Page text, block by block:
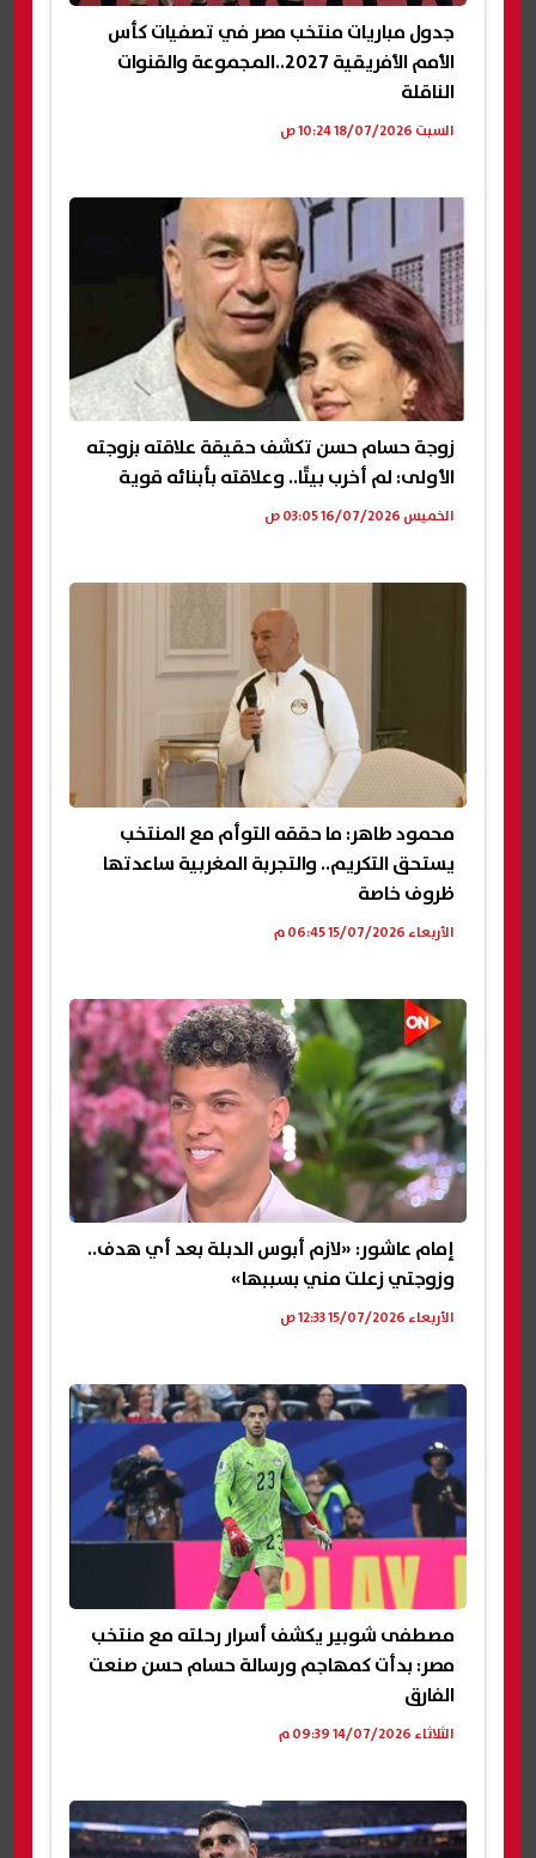
جدول مباريات منتخب مصر في تصفيات كأس
الأمم الأفريقية 2027..المجموعة والقنوات
الناقلة
السبت 18/07/2026 10:24 ص
زوجة حسام حسن تكشف حقيقة علاقته بزوجته
الأولى: لم أخرب بيتًا.. وعلاقته بأبنائه قوية
الخميس 16/07/2026 03:05 ص
محمود طاهر: ما حققه التوأم مع المنتخب
يستحق التكريم.. والتجربة المغربية ساعدتها
ظروف خاصة
الأربعاء 15/07/2026 06:45 م
إمام عاشور: «لازم أبوس الدبلة بعد أي هدف..
وزوجتي زعلت مني بسببها»
الأربعاء 15/07/2026 12:33 ص
مصطفى شوبير يكشف أسرار رحلته مع منتخب
مصر: بدأت كمهاجم ورسالة حسام حسن صنعت
الفارق
الثلاثاء 14/07/2026 09:39 م